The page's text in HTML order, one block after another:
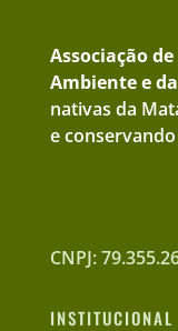
Associação
Ambiente e
nativas da
e
CNPJ:
INSTITUCIONAL